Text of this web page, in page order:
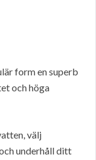
form en superb
och höga
välj
underhåll ditt